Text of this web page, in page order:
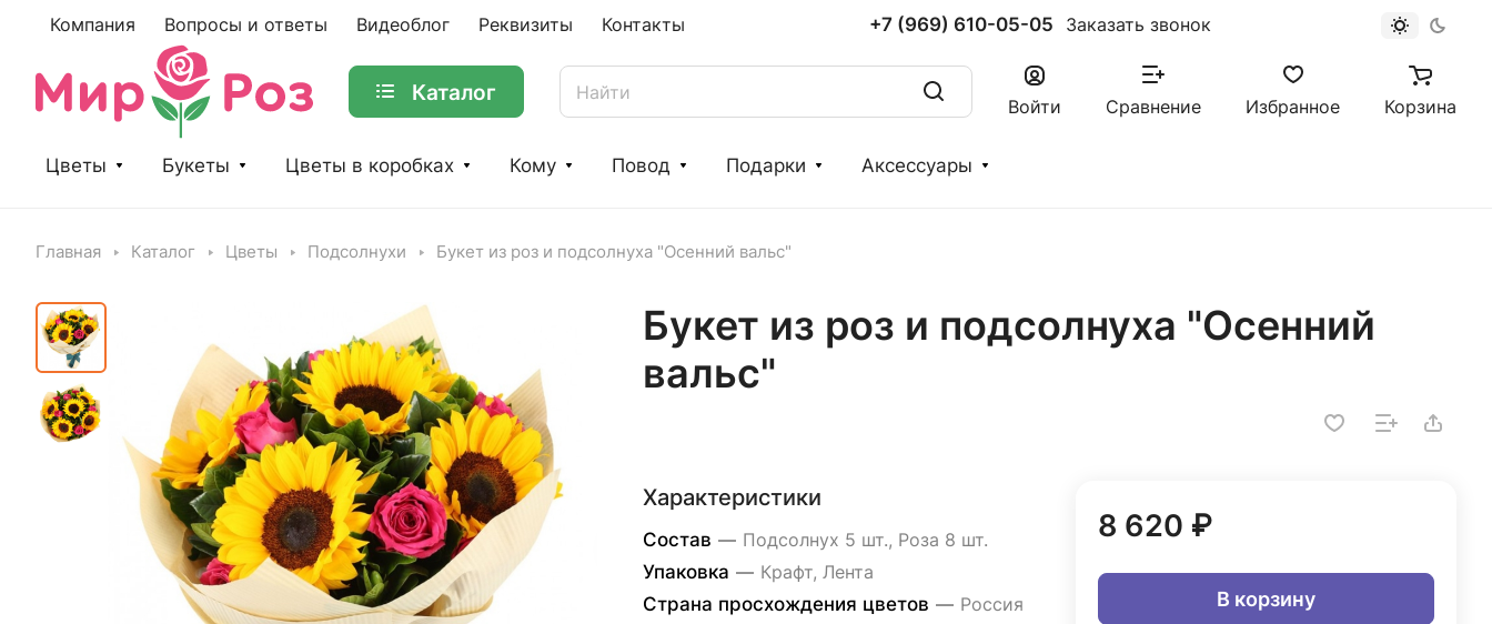
Компания Вопросы и ответы Видеоблог Реквизиты Контакты +7 (969) 610-05-05 Заказать звонок
Каталог
Войти Сравнение Избранное Корзина
Цветы Букеты Цветы в коробках Кому Повод Подарки Аксессуары
Главная Каталог Цветы Подсолнухи Букет из роз и подсолнуха "Осенний вальс"
Букет из роз и подсолнуха "Осенний
вальс"
Характеристики
Состав — Подсолнух 5 шт., Роза 8 шт.
Упаковка — Крафт, Лента
Страна просхождения цветов — Россия
8 620 ₽
В корзину